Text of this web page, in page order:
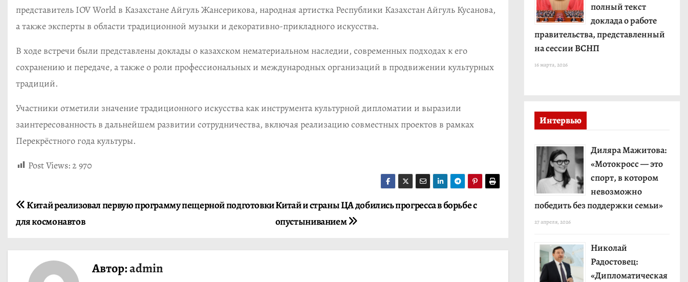
представитель IOV World в Казахстане Айгуль Жансерикова, народная артистка Республики Казахстан Айгуль Кусанова,
а также эксперты в области традиционной музыки и декоративно-прикладного искусства.
В ходе встречи были представлены доклады о казахском нематериальном наследии, современных подходах к его
сохранению и передаче, а также о роли профессиональных и международных организаций в продвижении культурных
традиций.
Участники отметили значение традиционного искусства как инструмента культурной дипломатии и выразили
заинтересованность в дальнейшем развитии сотрудничества, включая реализацию совместных проектов в рамках
Перекрёстного года культуры.
Post Views:2 970
Н
а
в
Китай и страны ЦА добились прогресса в борьбе с
опустыниванием
Китай реализовал первую программу пещерной подготовки
для космонавтов
Автор:admin
полный текст
доклада о работе
правительства, представленный
на сессии ВСНП
16 марта, 2026
Интервью
Диляра Мажитова:
«Мотокросс — это
спорт, в котором
невозможно
победить без поддержки семьи»
27 апреля, 2026
Николай
Радостовец:
«Дипломатическая